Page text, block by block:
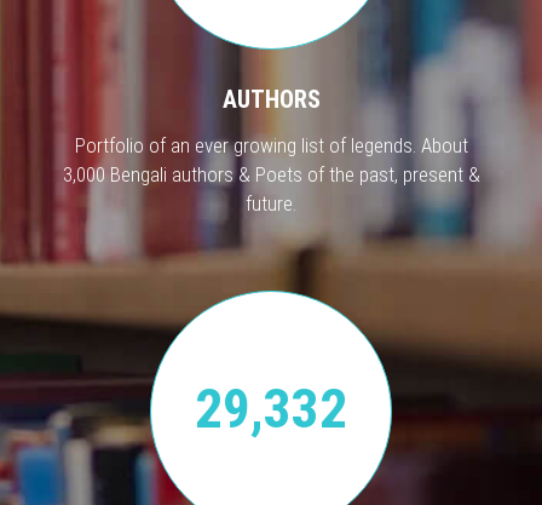
AUTHORS
Portfolio of an ever growing list of legends. About
3,000 Bengali authors & Poets of the past, present &
future.
29,332